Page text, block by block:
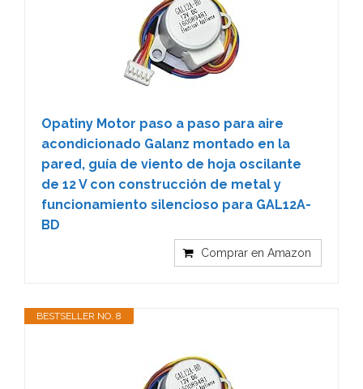
Opatiny Motor paso a paso para aire
acondicionado Galanz montado en la
pared, guía de viento de hoja oscilante
de 12 V con construcción de metal y
funcionamiento silencioso para GAL12A-
BD
Comprar en Amazon
BESTSELLER NO. 8